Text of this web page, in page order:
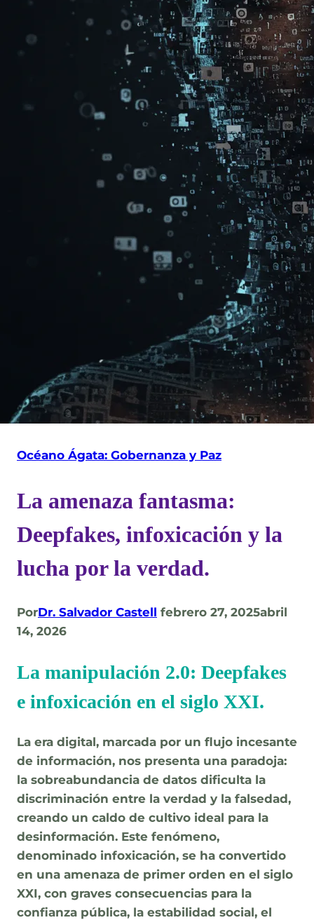
Océano Ágata: Gobernanza y Paz
La amenaza fantasma:
Deepfakes, infoxicación y la
lucha por la verdad.
PorDr. Salvador Castell febrero 27, 2025abril
14, 2026
La manipulación 2.0: Deepfakes
e infoxicación en el siglo XXI.
La era digital, marcada por un flujo incesante
de información, nos presenta una paradoja:
la sobreabundancia de datos dificulta la
discriminación entre la verdad y la falsedad,
creando un caldo de cultivo ideal para la
desinformación. Este fenómeno,
denominado infoxicación, se ha convertido
en una amenaza de primer orden en el siglo
XXI, con graves consecuencias para la
confianza pública, la estabilidad social, el